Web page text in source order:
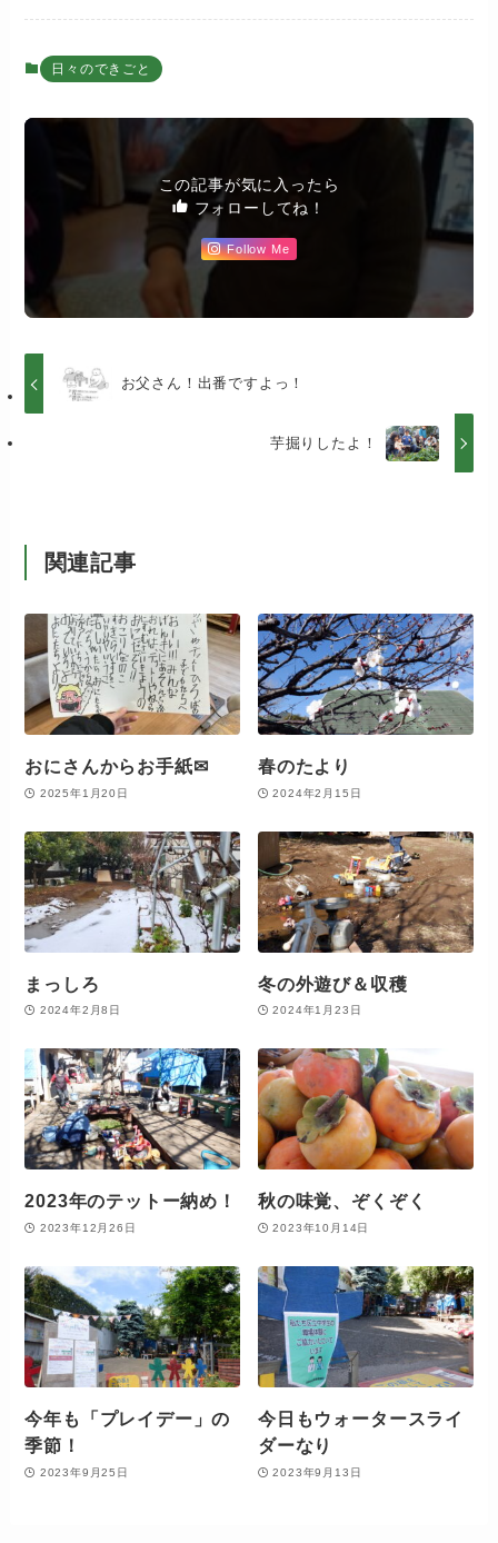
日々のできごと
この記事が気に入ったら
フォローしてね！
Follow Me
お父さん！出番ですよっ！
芋掘りしたよ！
関連記事
おにさんからお手紙✉
2025年1月20日
春のたより
2024年2月15日
まっしろ
2024年2月8日
冬の外遊び＆収穫
2024年1月23日
2023年のテットー納め！
2023年12月26日
秋の味覚、ぞくぞく
2023年10月14日
今年も「プレイデー」の
季節！
2023年9月25日
今日もウォータースライ
ダーなり
2023年9月13日